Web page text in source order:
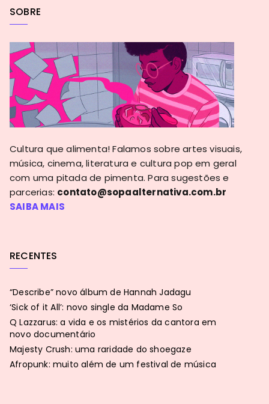
SOBRE
Cultura que alimenta! Falamos sobre artes visuais,
música, cinema, literatura e cultura pop em geral
com uma pitada de pimenta. Para sugestões e
parcerias: contato@sopaalternativa.com.br
SAIBA MAIS
RECENTES
“Describe” novo álbum de Hannah Jadagu
‘Sick of it All’: novo single da Madame So
Q Lazzarus: a vida e os mistérios da cantora em
novo documentário
Majesty Crush: uma raridade do shoegaze
Afropunk: muito além de um festival de música